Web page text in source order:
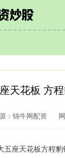
天花板 方
：锦牛网配资
五座天花板方程